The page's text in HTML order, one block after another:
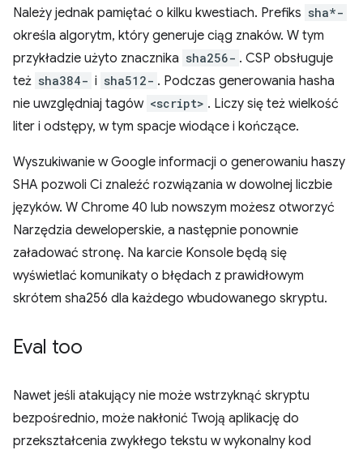
Należy jednak pamiętać o kilku kwestiach. Prefiks sha*-
określa algorytm, który generuje ciąg znaków. W tym
przykładzie użyto znacznika sha256- . CSP obsługuje
też sha384- i sha512- . Podczas generowania hasha
nie uwzględniaj tagów <script> . Liczy się też wielkość
liter i odstępy, w tym spacje wiodące i kończące.
Wyszukiwanie w Google informacji o generowaniu haszy
SHA pozwoli Ci znaleźć rozwiązania w dowolnej liczbie
języków. W Chrome 40 lub nowszym możesz otworzyć
Narzędzia deweloperskie, a następnie ponownie
załadować stronę. Na karcie Konsole będą się
wyświetlać komunikaty o błędach z prawidłowym
skrótem sha256 dla każdego wbudowanego skryptu.
Eval too
Nawet jeśli atakujący nie może wstrzyknąć skryptu
bezpośrednio, może nakłonić Twoją aplikację do
przekształcenia zwykłego tekstu w wykonalny kod